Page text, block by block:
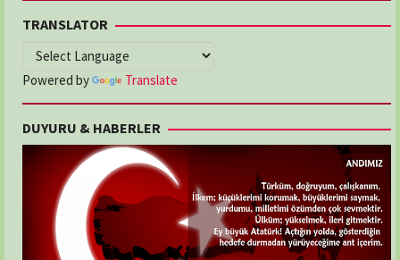
TRANSLATOR
Powered by Translate
DUYURU & HABERLER